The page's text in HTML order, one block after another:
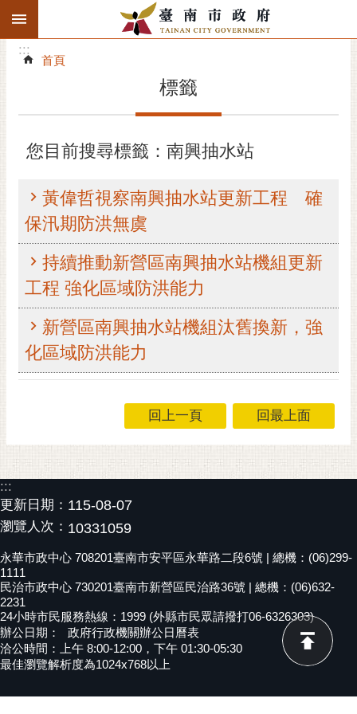
跳到主要內容區塊
搜
階
精彩府城
市府團隊
主題服務
市政資訊
市民互動
黃
螢
光
花
泉
桐
花
祭
網
站
導
覽
訂
:::
:::
首頁
標籤
您目前搜尋標籤：南興抽水站
黃偉哲視察南興抽水站更新工程 確
保汛期防洪無虞
持續推動新營區南興抽水站機組更新
工程 強化區域防洪能力
新營區南興抽水站機組汰舊換新，強
化區域防洪能力
回上一頁 回最上面
:::
更新日期： 115-08-07
瀏覽人次： 10331059
永華市政中心 708201臺南市安平區永華路二段6號 | 總機：(06)299-
1111
民治市政中心 730201臺南市新營區民治路36號 | 總機：(06)632-
2231
24小時市民服務熱線：1999 (外縣市民眾請撥打06-6326303)
辦公日期：
政府行政機關辦公日曆表
洽公時間：上午 8:00-12:00，下午 01:30-05:30
最佳瀏覽解析度為1024x768以上